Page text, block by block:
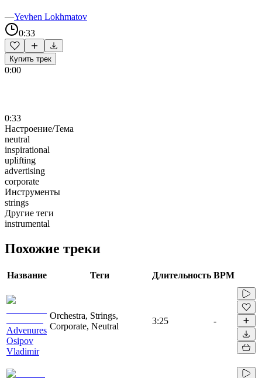
—Yevhen Lokhmatov
0:33
Купить трек
0:00
0:33
Настроение/Тема
neutral
inspirational
uplifting
advertising
corporate
Инструменты
strings
Другие теги
instrumental
Похожие треки
Название Теги Длительность BPM
Advenures
Osipov
Vladimir
Orchestra, Strings,
Corporate, Neutral
3:25 -